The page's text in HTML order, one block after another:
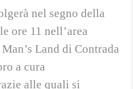
nel segno della
ore 11 nell’area
Land di Contrada
a cura
alle quali si